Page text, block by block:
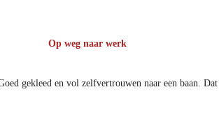
Op weg naar werk
gekleed en vol zelfvertrouwen naar een baan.